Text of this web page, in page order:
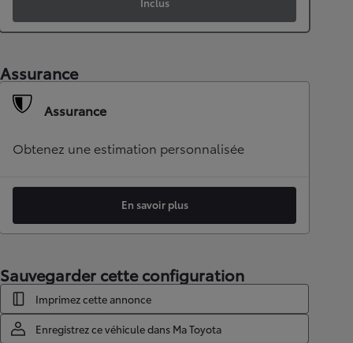
Assurance
Assurance
Obtenez une estimation personnalisée
En savoir plus
Sauvegarder cette configuration
Imprimez cette annonce
Enregistrez ce véhicule dans Ma Toyota